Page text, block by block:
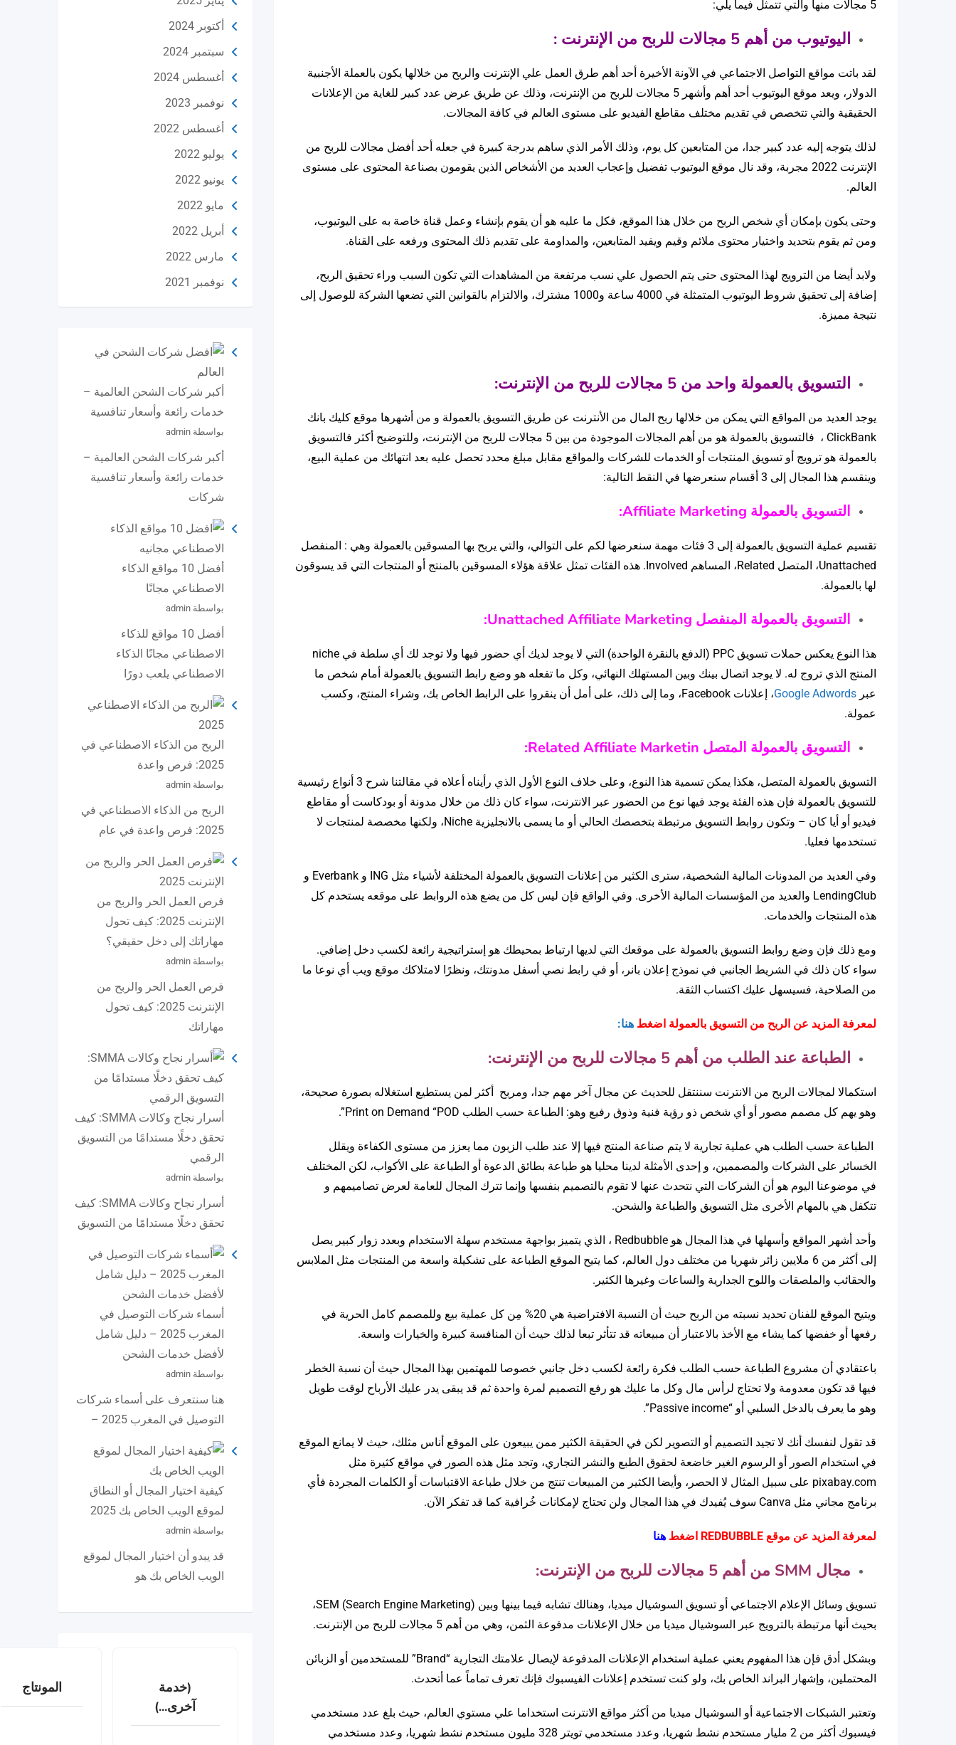
5 مجالات منها والتي تتمثل فيما يلي:
اليوتيوب من أهم 5 مجالات للربح من الإنترنت :
لقد باتت مواقع التواصل الاجتماعي في الآونة الأخيرة أحد أهم طرق العمل علي الإنترنت والربح من خلالها يكون بالعملة الأجنبية
الدولار، ويعد موقع اليوتيوب أحد أهم وأشهر 5 مجالات للربح من الإنترنت، وذلك عن طريق عرض عدد كبير للغاية من الإعلانات
الحقيقية والتي تتخصص في تقديم مختلف مقاطع الفيديو على مستوى العالم في كافة المجالات.
لذلك يتوجه إليه عدد كبير جدا، من المتابعين كل يوم، وذلك الأمر الذي ساهم بدرجة كبيرة في جعله أحد أفضل مجالات للربح من
الإنترنت 2022 مجربة، وقد نال موقع اليوتيوب تفضيل وإعجاب العديد من الأشخاص الذين يقومون بصناعة المحتوى على مستوى
العالم.
وحتى يكون بإمكان أي شخص الربح من خلال هذا الموقع، فكل ما عليه هو أن يقوم بإنشاء وعمل قناة خاصة به على اليوتيوب،
ومن ثم يقوم بتحديد واختيار محتوى ملائم وقيم ويفيد المتابعين، والمداومة على تقديم ذلك المحتوى ورفعه على القناة.
ولابد أيضا من الترويج لهذا المحتوى حتى يتم الحصول علي نسب مرتفعة من المشاهدات التي تكون السبب وراء تحقيق الربح،
إضافة إلى تحقيق شروط اليوتيوب المتمثلة في 4000 ساعة و1000 مشترك، والالتزام بالقوانين التي تضعها الشركة للوصول إلى
نتيجة مميزة.
التسويق بالعمولة واحد من 5 مجالات للربح من الإنترنت:
يوجد العديد من المواقع التي يمكن من خلالها ربح المال من الأنترنت عن طريق التسويق بالعمولة و من أشهرها موقع كليك بانك
ClickBank ، فالتسويق بالعمولة هو من أهم المجالات الموجودة من بين 5 مجالات للربح من الإنترنت، وللتوضيح أكثر فالتسويق
بالعمولة هو ترويج أو تسويق المنتجات أو الخدمات للشركات والمواقع مقابل مبلغ محدد تحصل عليه بعد انتهائك من عملية البيع،
وينقسم هذا المجال إلى 3 أقسام سنعرضها في النقط التالية:
التسويق بالعمولة Affiliate Marketing
:
تقسيم عملية التسويق بالعمولة إلى 3 فئات مهمة سنعرضها لكم على التوالي، والتي يربح بها المسوقين بالعمولة وهي : المنفصل
Unattached، المتصل Related، المساهم Involved. هذه الفئات تمثل علاقة هؤلاء المسوقين بالمنتج أو المنتجات التي قد يسوقون
لها بالعمولة.
التسويق بالعمولة المنفصل Unattached Affiliate Marketing
:
هذا النوع يعكس حملات تسويق PPC (الدفع بالنقرة الواحدة) التي لا يوجد لديك أي حضور فيها ولا توجد لك أي سلطة في niche
المنتج الذي تروج له. لا يوجد اتصال بينك وبين المستهلك النهائي، وكل ما تفعله هو وضع رابط التسويق بالعمولة أمام شخص ما
عبر Google Adwords
، إعلانات Facebook، وما إلى ذلك، على أمل أن ينقروا على الرابط الخاص بك، وشراء المنتج، وكسب
عمولة.
التسويق بالعمولة المتصل Related Affiliate Marketin
:
التسويق بالعمولة المتصل، هكذا يمكن تسمية هذا النوع، وعلى خلاف النوع الأول الذي رأيناه أعلاه في مقالتنا شرح 3 أنواع رئيسية
للتسويق بالعمولة فإن هذه الفئة يوجد فيها نوع من الحضور عبر الانترنت، سواء كان ذلك من خلال مدونة أو بودكاست أو مقاطع
فيديو أو أيا كان – وتكون روابط التسويق مرتبطة بتخصصك الحالي أو ما يسمى بالانجليزية Niche، ولكنها مخصصة لمنتجات لا
تستخدمها فعليا.
وفي العديد من المدونات المالية الشخصية، سترى الكثير من إعلانات التسويق بالعمولة المختلفة لأشياء مثل ING و Everbank و
LendingClub والعديد من المؤسسات المالية الأخرى. وفي الواقع فإن ليس كل من يضع هذه الروابط على موقعه يستخدم كل
هذه المنتجات والخدمات.
ومع ذلك فإن وضع روابط التسويق بالعمولة على موقعك التي لديها ارتباط بمحيطك هو إستراتيجية رائعة لكسب دخل إضافي.
سواء كان ذلك في الشريط الجانبي في نموذج إعلان بانر، أو في رابط نصي أسفل مدونتك، ونظرًا لامتلاكك موقع ويب أي نوعا ما
من الصلاحية، فسيسهل عليك اكتساب الثقة.
لمعرفة المزيد عن الربح من التسويق بالعمولة اضغط هنا:
الطباعة عند الطلب من أهم 5 مجالات للربح من الإنترنت:
استكمالا لمجالات الربح من الانترنت سننتقل للحديث عن مجال آخر مهم جدا، ومربح أكثر لمن يستطيع استغلاله بصورة صحيحة،
وهو يهم كل مصمم مصور أو أي شخص ذو رؤية فنية وذوق رفيع وهو: الطباعة حسب الطلب Print on Demand “POD”.
الطباعة حسب الطلب هي عملية تجارية لا يتم صناعة المنتج فيها إلا عند طلب الزبون مما يعزز من مستوى الكفاءة ويقلل
الخسائر على الشركات والمصممين، و إحدى الأمثلة لدينا محليا هو طباعة بطائق الدعوة أو الطباعة على الأكواب، لكن المختلف
في موضوعنا اليوم هو أن الشركات التي نتحدث عنها لا تقوم بالتصميم بنفسها وإنما تترك المجال للعامة لعرض تصاميمهم و
تتكفل هي بالمهام الأخرى مثل التسويق والطباعة والشحن.
وأحد أشهر المواقع وأسهلها في هذا المجال هو Redbubble ، الذي يتميز بواجهة مستخدم سهلة الاستخدام وبعدد زوار كبير يصل
إلى أكثر من 6 ملايين زائر شهريا من مختلف دول العالم، كما يتيح الموقع الطباعة على تشكيلة واسعة من المنتجات مثل الملابس
والحقائب والملصقات واللوح الجدارية والساعات وغيرها الكثير.
ويتيح الموقع للفنان تحديد نسبته من الربح حيث أن النسبة الافتراضية هي 20% مِن كل عملية بيع وللمصمم كامل الحرية في
رفعها أو خفضها كما يشاء مع الأخذ بالاعتبار أن مبيعاته قد تتأثر تبعا لذلك حيث أن المنافسة كبيرة والخيارات واسعة.
باعتقادي أن مشروع الطباعة حسب الطلب فكرة رائعة لكسب دخل جانبي خصوصا للمهتمين بهذا المجال حيث أن نسبة الخطر
فيها قد تكون معدومة ولا تحتاج لرأس مال وكل ما عليك هو رفع التصميم لمرة واحدة ثم قد يبقى يدر عليك الأرباح لوقت طويل
وهو ما يعرف بالدخل السلبي أو “Passive income”.
قد تقول لنفسك أنك لا تجيد التصميم أو التصوير لكن في الحقيقة الكثير ممن يبيعون على الموقع أناس مثلك، حيث لا يمانع الموقع
في استخدام الصور أو الرسوم الغير خاضعة لحقوق الطبع والنشر التجاري، وتجد مثل هذه الصور في مواقع كثيرة مثل
pixabay.com على سبيل المثال لا الحصر، وأيضا الكثير من المبيعات تنتج من خلال طباعة الاقتباسات أو الكلمات المجردة فأي
برنامج مجاني مثل Canva سوف يُفيدك في هذا المجال ولن تحتاج لإمكانات خُرافية كما قد تفكر الآن.
لمعرفة المزيد عن موقع REDBUBBLE اضغط هنا
مجال SMM من أهم 5 مجالات للربح من الإنترنت:
تسويق وسائل الإعلام الاجتماعي أو تسويق السوشيال ميديا، وهنالك تشابه فيما بينها وبين SEM (Search Engine Marketing)،
بحيث أنها مرتبطة بالترويج عبر السوشيال ميديا من خلال الإعلانات مدفوعة الثمن، وهي من أهم 5 مجالات للربح من الإنترنت.
وبشكل أدق فإن هذا المفهوم يعني عملية استخدام الإعلانات المدفوعة لإيصال علامتك التجارية “Brand” للمستخدمين أو الزبائن
المحتملين، وإشهار البراند الخاص بك، ولو كنت تستخدم إعلانات الفيسبوك فإنك تعرف تماماً عما أتحدث.
وتعتبر الشبكات الاجتماعية أو السوشيال ميديا من أكثر مواقع الانترنت استخداما علي مستوي العالم، حيث بلغ عدد مستخدمي
فيسبوك أكثر من 2 مليار مستخدم نشط شهريا، وعدد مستخدمي تويتر 328 مليون مستخدم نشط شهريا، وعدد مستخدمي
أكتوبر 2024
سبتمبر 2024
أغسطس 2024
نوفمبر 2023
أغسطس 2022
يوليو 2022
يونيو 2022
مايو 2022
أبريل 2022
مارس 2022
نوفمبر 2021
أكبر شركات الشحن العالمية –
خدمات رائعة وأسعار تنافسية
بواسطة admin
أكبر شركات الشحن العالمية –
خدمات رائعة وأسعار تنافسية
شركات
أفضل 10 مواقع الذكاء
الاصطناعي مجانًا
بواسطة admin
أفضل 10 مواقع للذكاء
الاصطناعي مجانًا الذكاء
الاصطناعي يلعب دورًا
الربح من الذكاء الاصطناعي في
2025: فرص واعدة
بواسطة admin
الربح من الذكاء الاصطناعي في
2025: فرص واعدة في عام
فرص العمل الحر والربح من
الإنترنت 2025: كيف تحول
مهاراتك إلى دخل حقيقي؟
بواسطة admin
فرص العمل الحر والربح من
الإنترنت 2025: كيف تحول
مهاراتك
أسرار نجاح وكالات SMMA: كيف
تحقق دخلًا مستدامًا من التسويق
الرقمي
بواسطة admin
أسرار نجاح وكالات SMMA: كيف
تحقق دخلًا مستدامًا من التسويق
أسماء شركات التوصيل في
المغرب 2025 – دليل شامل
لأفضل خدمات الشحن
بواسطة admin
هنا سنتعرف على أسماء شركات
التوصيل في المغرب 2025 –
كيفية اختيار المجال أو النطاق
لموقع الويب الخاص بك 2025
بواسطة admin
قد يبدو أن اختيار المجال لموقع
الويب الخاص بك هو
(خدمة
آخرى...)
المونتاج